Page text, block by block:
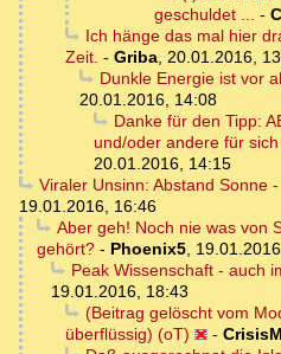
geschuldet ...
-
Ich hänge das mal hier
Zeit. - Griba 20.01.2016,
Dunkle Energie ist vor
20.01.2016, 14:08
Danke für den Tipp:
und/oder andere für
20.01.2016, 14:15
Viraler Unsinn: Abstand Sonne
19.01.2016, 16:46
Aber geh! Noch nie was von
gehört? - Phoenix5
Peak Wissenschaft - auch
19.01.2016, 18:43
(Beitrag gelöscht vom
überflüssig) (oT)
-